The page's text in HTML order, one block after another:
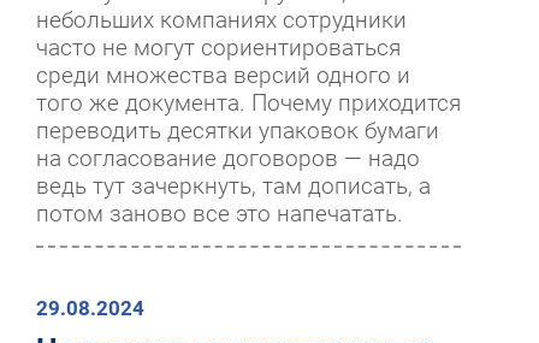
небольших компаниях сотрудники
часто не могут сориентироваться
среди множества версий одного и
того же документа. Почему приходится
переводить десятки упаковок бумаги
на согласование договоров — надо
ведь тут зачеркнуть, там дописать, а
потом заново все это напечатать.
29.08.2024